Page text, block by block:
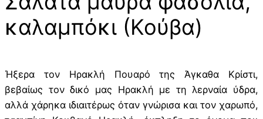
καλαμπόκι (Κούβα)
Ήξερα τον Ηρακλή Πουαρό της Άγκαθα Κρίστι,
βεβαίως τον δικό μας Ηρακλή με τη λερναία ύδρα,
αλλά χάρηκα ιδιαιτέρως όταν γνώρισα και τον χαρωπό,